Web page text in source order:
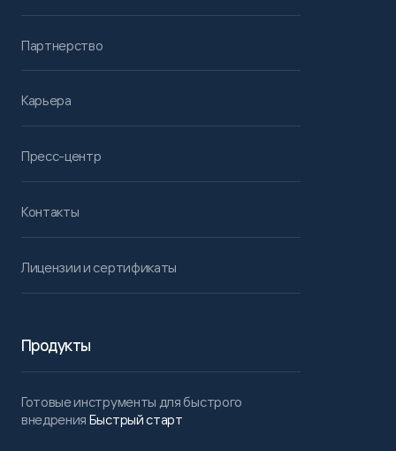
Партнерство
Карьера
Пресс-центр
Контакты
Лицензии и сертификаты
Продукты
Готовые инструменты для быстрого
внедрения Быстрый старт